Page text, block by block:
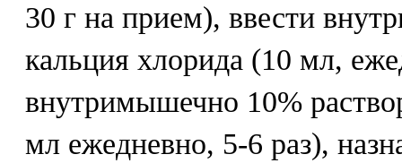
30 г на прием), ввести
кальция хлорида (10 мл,
внутримышечно 10%
мл ежедневно, 5-6 раз),